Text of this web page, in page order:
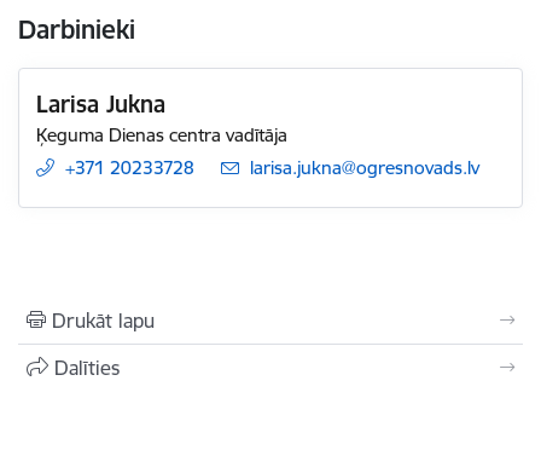
Darbinieki
Larisa Jukna
Ķeguma Dienas centra vadītāja
+371 20233728
E-pasts:
larisa.jukna@ogresnovads.lv
Drukāt lapu
Dalīties